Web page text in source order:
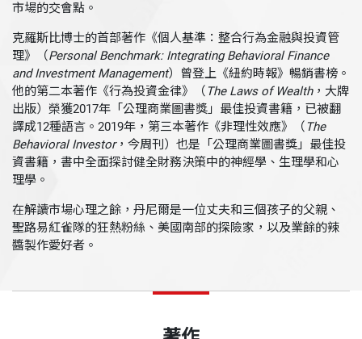
市場的交會點。
克羅斯比博士的首部著作《個人基準：整合行為金融與投資管
理》（Personal Benchmark: Integrating Behavioral Finance
and Investment Management）曾登上《紐約時報》暢銷書榜。
他的第二本著作《行為投資金律》（ The Laws of Wealth，大牌
出版）榮獲2017年「公理商業圖書獎」最佳投資書籍，已被翻
譯成12種語言。2019年，第三本著作《非理性效應》（ The
Behavioral Investor，今周刊）也是「公理商業圖書獎」最佳投
資書籍，書中全面探討健全財務決策中的神經學、生理學和心
理學。
在解讀市場心理之餘，丹尼爾是一位丈夫和三個孩子的父親、
聖路易紅雀隊的狂熱粉絲、美國南部的探險家，以及業餘的辣
醬製作愛好者。